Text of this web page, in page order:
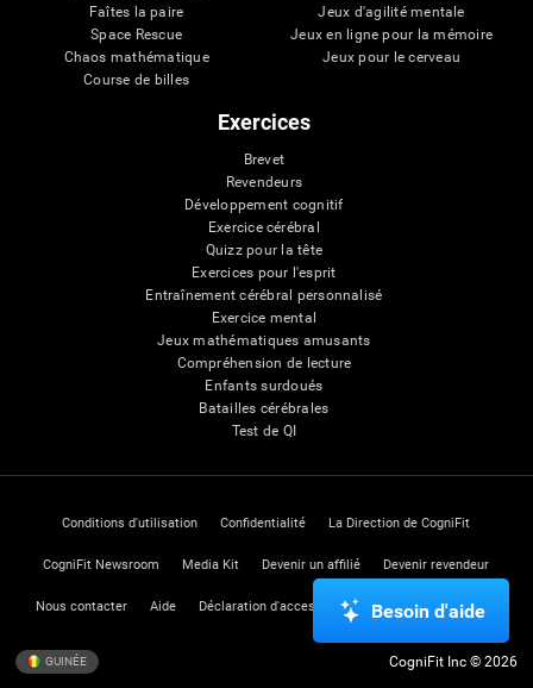
Faîtes la paire
Space Rescue
Chaos mathématique
Course de billes
Jeux d'agilité mentale
Jeux en ligne pour la mémoire
Jeux pour le cerveau
Exercices
Brevet
Revendeurs
Développement cognitif
Exercice cérébral
Quizz pour la tête
Exercices pour l'esprit
Entraînement cérébral personnalisé
Exercice mental
Jeux mathématiques amusants
Compréhension de lecture
Enfants surdoués
Batailles cérébrales
Test de QI
Conditions d'utilisation Confidentialité La Direction de CogniFit
CogniFit Newsroom Media Kit Devenir un affilié Devenir revendeur
Nous contacter Aide Déclaration d'accessibilité Centre de Confiance
GUINÉE CogniFit Inc © 2026
Besoin d'aide